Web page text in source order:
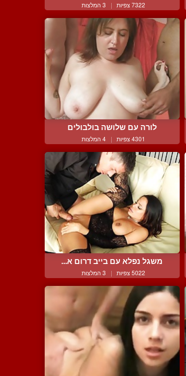
7322 צפיות | 3 המלצות
לורה עם שלושה בולבולים
4301 צפיות | 4 המלצות
משגל נפלא עם בייב דרום א...
5022 צפיות | 3 המלצות